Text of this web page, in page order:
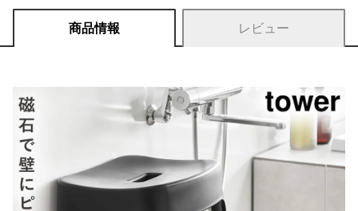
商品情報 レビュー